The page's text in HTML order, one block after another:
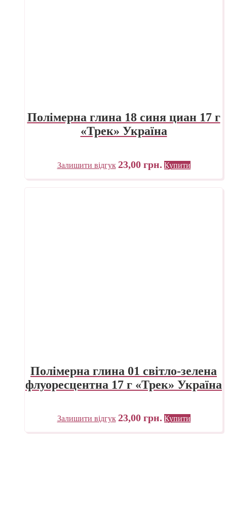
Полімерна глина 18 синя циан 17 г
«Трек» Україна
Залишити відгук 23,00 грн. Купити
Полімерна глина 01 світло-зелена
флуоресцентна 17 г «Трек» Україна
Залишити відгук 23,00 грн. Купити